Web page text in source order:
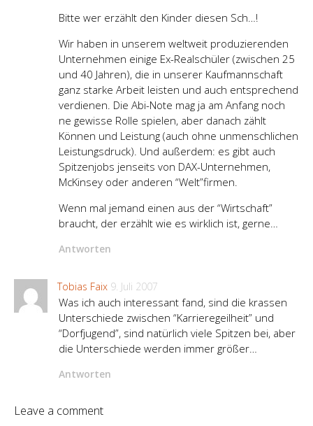
Bitte wer erzählt den Kinder diesen Sch…!
Wir haben in unserem weltweit produzierenden
Unternehmen einige Ex-Realschüler (zwischen 25
und 40 Jahren), die in unserer Kaufmannschaft
ganz starke Arbeit leisten und auch entsprechend
verdienen. Die Abi-Note mag ja am Anfang noch
ne gewisse Rolle spielen, aber danach zählt
Können und Leistung (auch ohne unmenschlichen
Leistungsdruck). Und außerdem: es gibt auch
Spitzenjobs jenseits von DAX-Unternehmen,
McKinsey oder anderen “Welt”firmen.
Wenn mal jemand einen aus der “Wirtschaft”
braucht, der erzählt wie es wirklich ist, gerne…
Antworten
Tobias Faix 9. Juli 2007
Was ich auch interessant fand, sind die krassen
Unterschiede zwischen “Karrieregeilheit” und
“Dorfjugend”, sind natürlich viele Spitzen bei, aber
die Unterschiede werden immer größer…
Antworten
Leave a comment